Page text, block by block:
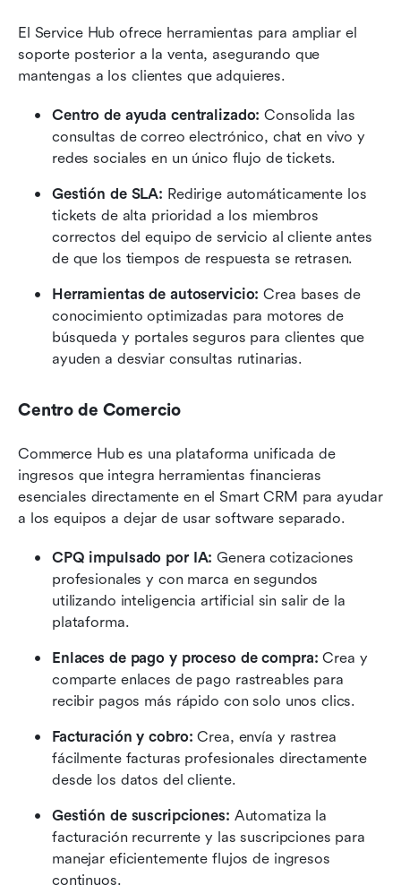
El Service Hub ofrece herramientas para ampliar el
soporte posterior a la venta, asegurando que
mantengas a los clientes que adquieres.
Centro de ayuda centralizado: Consolida las
consultas de correo electrónico, chat en vivo y
redes sociales en un único flujo de tickets.
Gestión de SLA: Redirige automáticamente los
tickets de alta prioridad a los miembros
correctos del equipo de servicio al cliente antes
de que los tiempos de respuesta se retrasen.
Herramientas de autoservicio: Crea bases de
conocimiento optimizadas para motores de
búsqueda y portales seguros para clientes que
ayuden a desviar consultas rutinarias.
Centro de Comercio
Commerce Hub es una plataforma unificada de
ingresos que integra herramientas financieras
esenciales directamente en el Smart CRM para ayudar
a los equipos a dejar de usar software separado.
CPQ impulsado por IA: Genera cotizaciones
profesionales y con marca en segundos
utilizando inteligencia artificial sin salir de la
plataforma.
Enlaces de pago y proceso de compra: Crea y
comparte enlaces de pago rastreables para
recibir pagos más rápido con solo unos clics.
Facturación y cobro: Crea, envía y rastrea
fácilmente facturas profesionales directamente
desde los datos del cliente.
Gestión de suscripciones: Automatiza la
facturación recurrente y las suscripciones para
manejar eficientemente flujos de ingresos
continuos.